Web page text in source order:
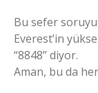
Bu sefer
Everest’in
“8848” diyor.
Aman, bu da